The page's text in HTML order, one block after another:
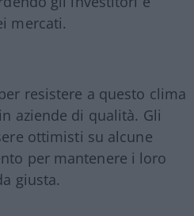
mercati.
resistere a questo clima
aziende di qualità. Gli
ottimisti su alcune
per mantenere i loro
giusta.